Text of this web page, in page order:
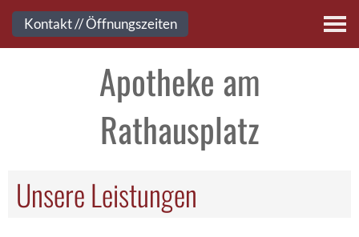
Kontakt
Apotheke am
Rathausplatz
Unsere Leistungen
Kontakt // Öffnungszeiten